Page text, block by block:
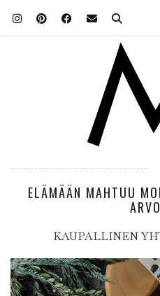
ELÄMÄÄN MAHTUU
KAUPALLINEN